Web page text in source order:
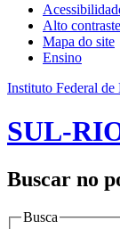
Alto contraste
Mapa do site
Ensino
Instituto Federal de
SUL-
Buscar no
Busca